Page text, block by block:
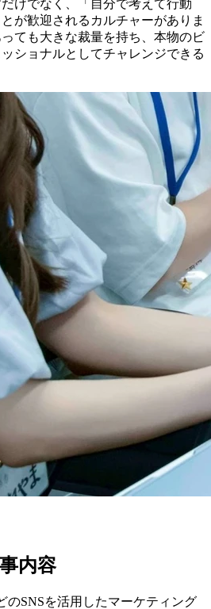
けでなく、「自分で考えて行動
が歓迎されるカルチャーがありま
ても大きな裁量を持ち、本物のビ
ショナルとしてチャレンジできる
内容
のSNSを活用したマーケティング